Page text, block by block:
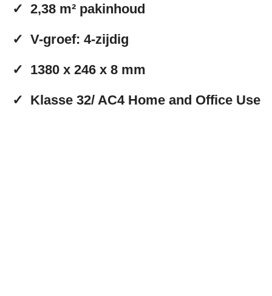
✓ 2,38 m² pakinhoud
✓ V-groef: 4-zijdig
✓ 1380 x 246 x 8 mm
✓ Klasse 32/ AC4 Home and Office Use